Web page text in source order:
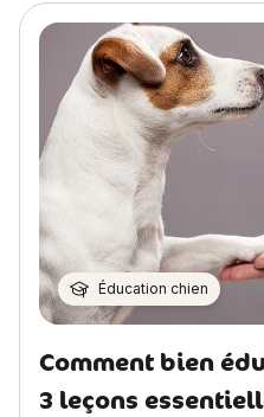
Éducation chien
Comment bien
3 leçons